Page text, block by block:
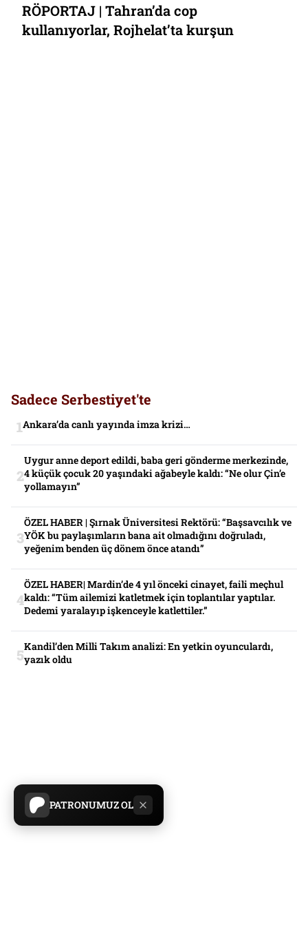
PATRONUMUZ OL
RÖPORTAJ | Tahran’da cop
kullanıyorlar, Rojhelat’ta kurşun
Sadece Serbestiyet'te
Ankara’da canlı yayında imza krizi…
Uygur anne deport edildi, baba geri gönderme merkezinde,
4 küçük çocuk 20 yaşındaki ağabeyle kaldı: “Ne olur Çin’e
yollamayın”
ÖZEL HABER | Şırnak Üniversitesi Rektörü: “Başsavcılık ve
YÖK bu paylaşımların bana ait olmadığını doğruladı,
yeğenim benden üç dönem önce atandı”
ÖZEL HABER| Mardin’de 4 yıl önceki cinayet, faili meçhul
kaldı: “Tüm ailemizi katletmek için toplantılar yaptılar.
Dedemi yaralayıp işkenceyle katlettiler.”
Kandil’den Milli Takım analizi: En yetkin oyunculardı,
yazık oldu